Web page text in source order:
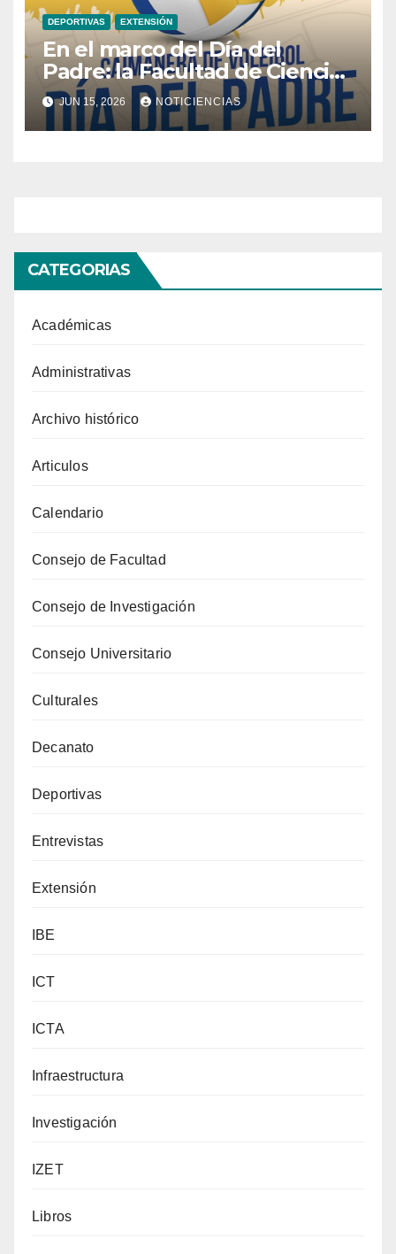
DEPORTIVAS EXTENSIÓN
En el marco del Día del
Padre: la Facultad de Ciencias
invita a participar en una
caimanera de voleibol
JUN 15, 2026 NOTICIENCIAS
CATEGORIAS
Académicas
Administrativas
Archivo histórico
Articulos
Calendario
Consejo de Facultad
Consejo de Investigación
Consejo Universitario
Culturales
Decanato
Deportivas
Entrevistas
Extensión
IBE
ICT
ICTA
Infraestructura
Investigación
IZET
Libros